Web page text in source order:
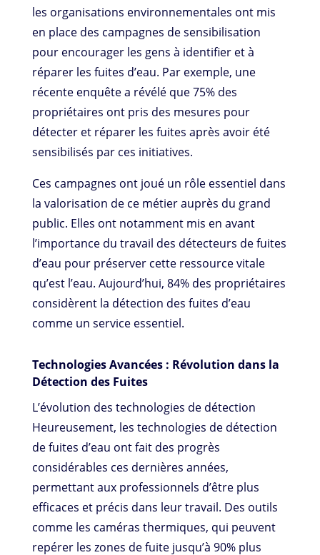
les organisations environnementales ont mis
en place des campagnes de sensibilisation
pour encourager les gens à identifier et à
réparer les fuites d’eau. Par exemple, une
récente enquête a révélé que 75% des
propriétaires ont pris des mesures pour
détecter et réparer les fuites après avoir été
sensibilisés par ces initiatives.
Ces campagnes ont joué un rôle essentiel dans
la valorisation de ce métier auprès du grand
public. Elles ont notamment mis en avant
l’importance du travail des détecteurs de fuites
d’eau pour préserver cette ressource vitale
qu’est l’eau. Aujourd’hui, 84% des propriétaires
considèrent la détection des fuites d’eau
comme un service essentiel.
Technologies Avancées : Révolution dans la
Détection des Fuites
L’évolution des technologies de détection
Heureusement, les technologies de détection
de fuites d’eau ont fait des progrès
considérables ces dernières années,
permettant aux professionnels d’être plus
efficaces et précis dans leur travail. Des outils
comme les caméras thermiques, qui peuvent
repérer les zones de fuite jusqu’à 90% plus